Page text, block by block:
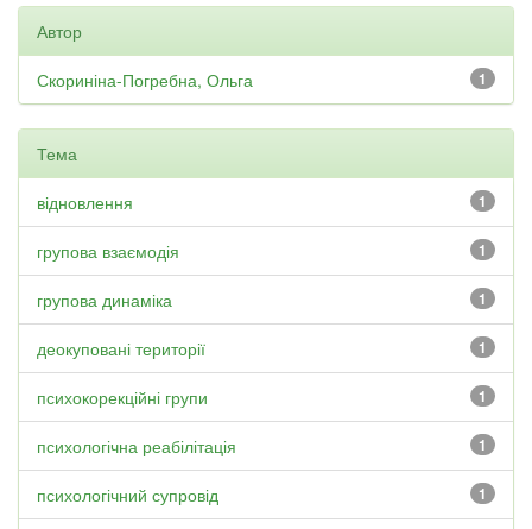
Автор
1
Скориніна-Погребна, Ольга
Тема
1
відновлення
1
групова взаємодія
1
групова динаміка
1
деокуповані території
1
психокорекційні групи
1
психологічна реабілітація
1
психологічний супровід